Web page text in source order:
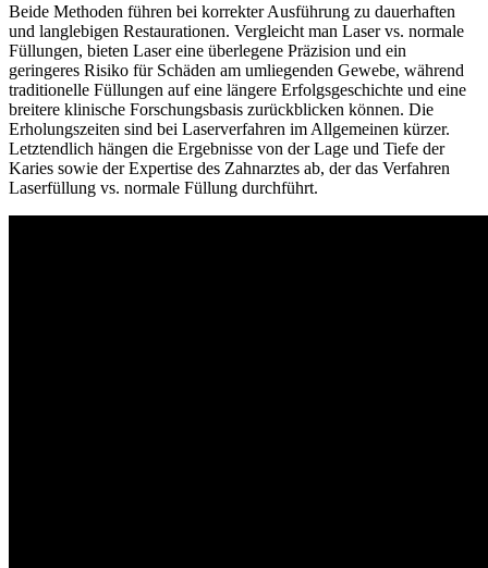
Beide Methoden führen bei korrekter Ausführung zu dauerhaften
und langlebigen Restaurationen. Vergleicht man Laser vs. normale
Füllungen, bieten Laser eine überlegene Präzision und ein
geringeres Risiko für Schäden am umliegenden Gewebe, während
traditionelle Füllungen auf eine längere Erfolgsgeschichte und eine
breitere klinische Forschungsbasis zurückblicken können. Die
Erholungszeiten sind bei Laserverfahren im Allgemeinen kürzer.
Letztendlich hängen die Ergebnisse von der Lage und Tiefe der
Karies sowie der Expertise des Zahnarztes ab, der das Verfahren
Laserfüllung vs. normale Füllung durchführt.